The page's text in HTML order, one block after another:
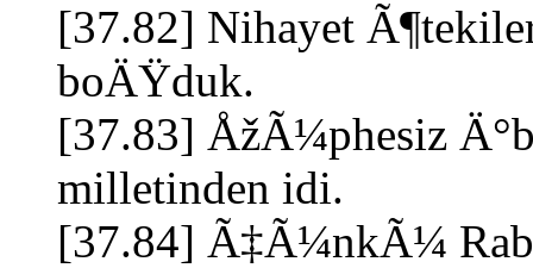
[37.82] Nihayet
boÄŸduk.
[37.83] ÅžÃ¼phesiz
milletinden idi.
[37.84] Ã‡Ã¼nkÃ¼